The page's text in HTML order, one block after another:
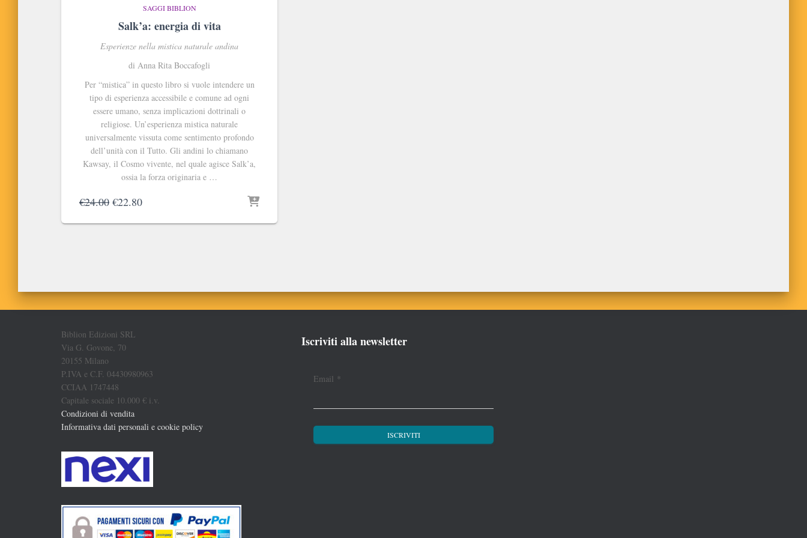
SAGGI BIBLION
Salk’a: energia di vita
Esperienze nella mistica naturale andina
di Anna Rita Boccafogli
Per “mistica” in questo libro si vuole intendere un
tipo di esperienza accessibile e comune ad ogni
essere umano, senza implicazioni dottrinali o
religiose. Un’esperienza mistica naturale
universalmente vissuta come sentimento profondo
dell’unità con il Tutto. Gli andini lo chiamano
Kawsay, il Cosmo vivente, nel quale agisce Salk’a,
ossia la forza originaria e …
€24.00 Il
originale
€22.80Il
attuale
Biblion Edizioni SRL
Via G. Govone, 70
20155 Milano
P.IVA e C.F. 04430980963
CCIAA 1747448
Capitale sociale 10.000 € i.v.
Condizioni di vendita
Informativa dati personali e cookie policy
Iscriviti alla newsletter
Email *